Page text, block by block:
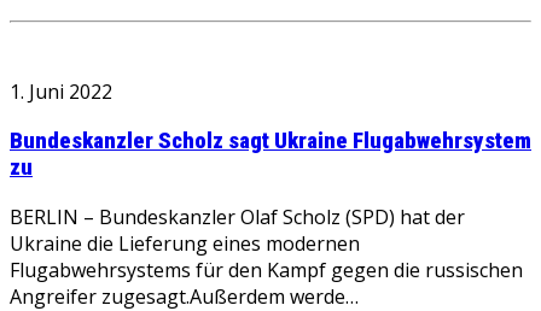
1. Juni 2022
Bundeskanzler Scholz sagt Ukraine Flugabwehrsystem
zu
BERLIN – Bundeskanzler Olaf Scholz (SPD) hat der
Ukraine die Lieferung eines modernen
Flugabwehrsystems für den Kampf gegen die russischen
Angreifer zugesagt.Außerdem werde…